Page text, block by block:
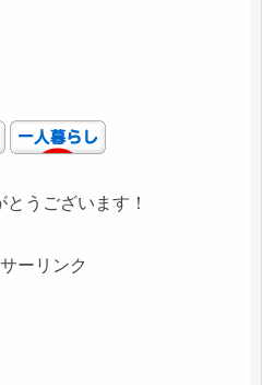
うございます！
ーリンク